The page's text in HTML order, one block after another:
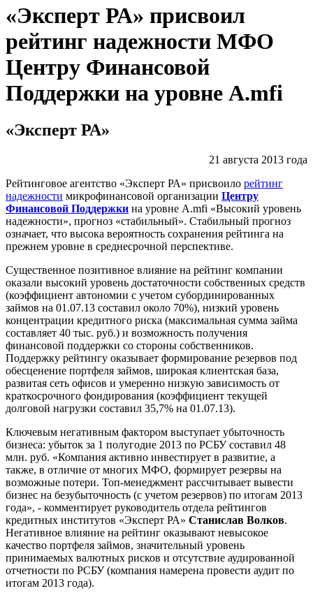
«Эксперт РА» присвоил
рейтинг надежности МФО
Центру Финансовой
Поддержки на уровне А.mfi
«Эксперт РА»
21 августа 2013 года
Рейтинговое агентство «Эксперт РА» присвоило рейтинг
надежности микрофинансовой организации Центру
Финансовой Поддержки на уровне А.mfi «Высокий уровень
надежности», прогноз «стабильный». Стабильный прогноз
означает, что высока вероятность сохранения рейтинга на
прежнем уровне в среднесрочной перспективе.
Существенное позитивное влияние на рейтинг компании
оказали высокий уровень достаточности собственных средств
(коэффициент автономии с учетом субординированных
займов на 01.07.13 составил около 70%), низкий уровень
концентрации кредитного риска (максимальная сумма займа
составляет 40 тыс. руб.) и возможность получения
финансовой поддержки со стороны собственников.
Поддержку рейтингу оказывает формирование резервов под
обесценение портфеля займов, широкая клиентская база,
развитая сеть офисов и умеренно низкую зависимость от
краткосрочного фондирования (коэффициент текущей
долговой нагрузки составил 35,7% на 01.07.13).
Ключевым негативным фактором выступает убыточность
бизнеса: убыток за 1 полугодие 2013 по РСБУ составил 48
млн. руб. «Компания активно инвестирует в развитие, а
также, в отличие от многих МФО, формирует резервы на
возможные потери. Топ-менеджмент рассчитывает вывести
бизнес на безубыточность (с учетом резервов) по итогам 2013
года», - комментирует руководитель отдела рейтингов
кредитных институтов «Эксперт РА» Станислав Волков.
Негативное влияние на рейтинг оказывают невысокое
качество портфеля займов, значительный уровень
принимаемых валютных рисков и отсутствие аудированной
отчетности по РСБУ (компания намерена провести аудит по
итогам 2013 года).